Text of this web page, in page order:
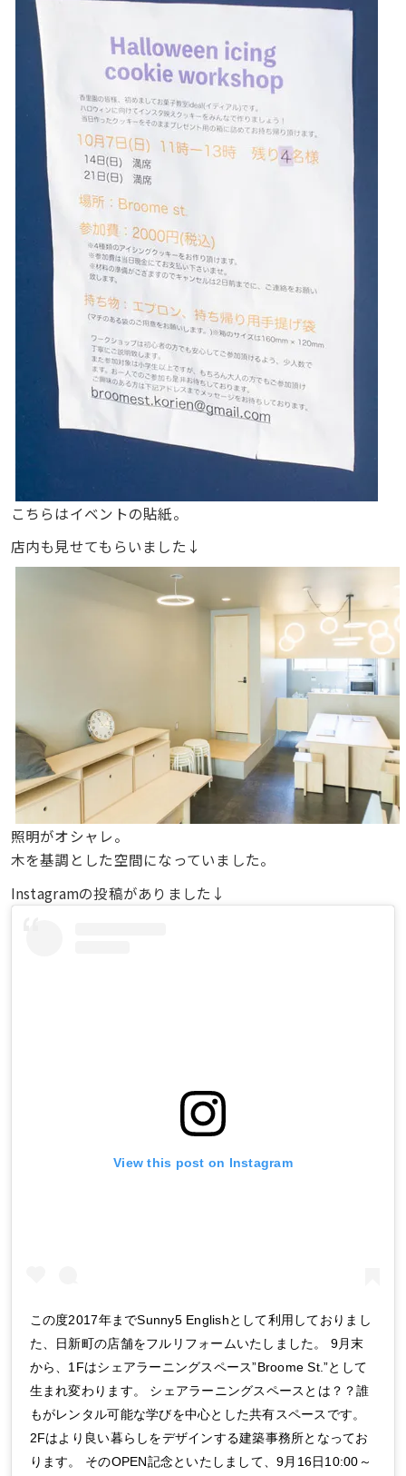
こちらはイベントの貼紙。
店内も見せてもらいました↓
照明がオシャレ。
木を基調とした空間になっていました。
Instagramの投稿がありました↓
View this post on Instagram
この度2017年までSunny5 Englishとして利用しておりまし
た、日新町の店舗をフルリフォームいたしました。 9月末
から、1Fはシェアラーニングスペース”Broome St.”として
生まれ変わります。 シェアラーニングスペースとは？？誰
もがレンタル可能な学びを中心とした共有スペースです。
2Fはより良い暮らしをデザインする建築事務所となってお
ります。 そのOPEN記念といたしまして、9月16日10:00～